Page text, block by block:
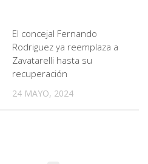
El concejal Fernando
Rodriguez ya reemplaza a
Zavatarelli hasta su
recuperación
24 MAYO, 2024